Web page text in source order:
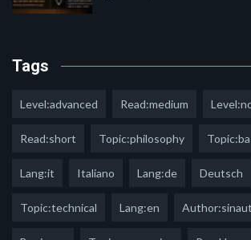
Tags
Level:advanced Read:medium
Read:short Topic:philosophy
Lang:it Italiano Lang:de Deutsch
Topic:technical Lang:en